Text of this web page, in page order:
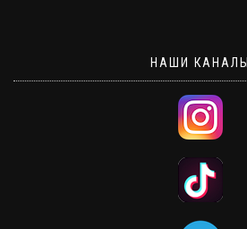
НАШИ КАНАЛЫ